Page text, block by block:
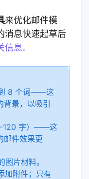
来优化邮件模
消息快速起草后
息。
8 个词——这
背景，以吸引
120 字）——这
邮件效果更
片材料。
加附件；只有